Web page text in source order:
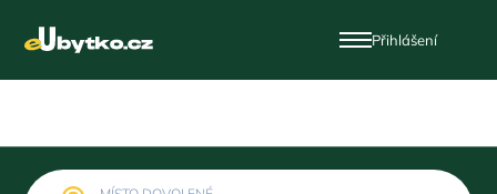
Přihlášení